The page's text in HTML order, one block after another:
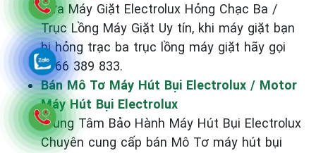
Sửa Máy Giặt Electrolux Hỏng Chạc Ba /
Trục Lồng Máy Giặt Uy tín, khi máy giặt bạn
bị hỏng trạc ba trục lồng máy giặt hãy gọi
0966 389 833.
Bán Mô Tơ Máy Hút Bụi Electrolux / Motor
Máy Hút Bụi Electrolux
Trung Tâm Bảo Hành Máy Hút Bụi Electrolux
Chuyên cung cấp bán Mô Tơ máy hút bụi